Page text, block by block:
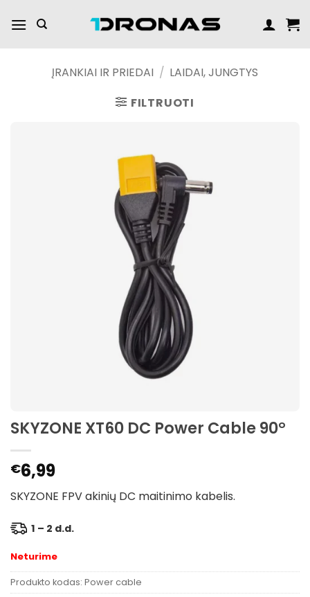
turinį
ĮRANKIAI IR PRIEDAI / LAIDAI, JUNGTYS
FILTRUOTI
SKYZONE XT60 DC Power Cable 90°
€6,99
SKYZONE FPV akinių DC maitinimo kabelis.
1 – 2 d.d.
Neturime
Produkto kodas: Power cable